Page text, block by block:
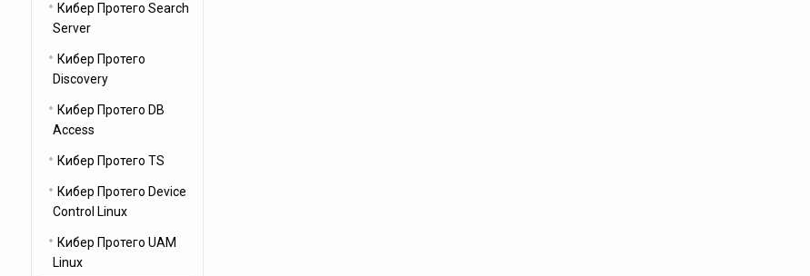
Кибер Протего Search
Server
Кибер Протего
Discovery
Кибер Протего DB
Access
Кибер Протего TS
Кибер Протего Device
Control Linux
Кибер Протего UAM
Linux